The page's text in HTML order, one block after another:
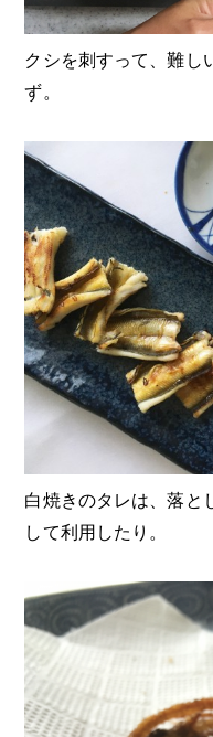
クシを刺すって、難
ず。
白焼きのタレは、落と
して利用したり。